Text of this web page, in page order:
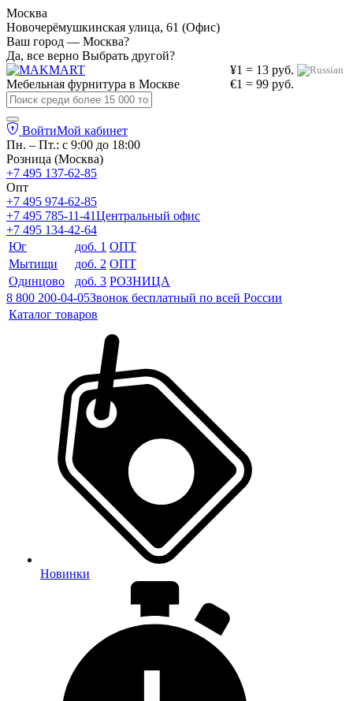
Москва
Новочерёмушкинская улица, 61 (Офис)
Ваш город — Москва?
Да, все верно Выбрать другой?
¥1 = 13 руб.
€1 = 99 руб.
Мебельная фурнитура в Москве
ВойтиМой кабинет
Пн. – Пт.: с 9:00 до 18:00
Розница (Москва)
+7 495 137-62-85
Опт
+7 495 974-62-85
+7 495 785-11-41Центральный офис
+7 495 134-42-64
Юг
доб. 1 ОПТ
Мытищи
доб. 2 ОПТ
Одинцово
доб. 3 РОЗНИЦА
8 800 200-04-05Звонок бесплатный по всей России
Каталог товаров
Новинки